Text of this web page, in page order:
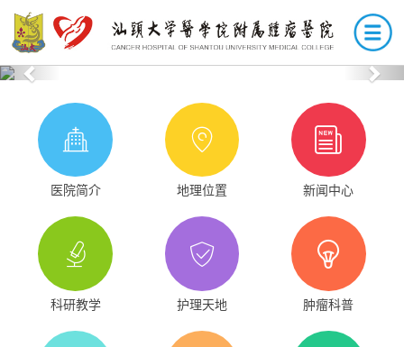
Previous
医院简介 地理位置 新闻中心
科研教学 护理天地 肿瘤科普